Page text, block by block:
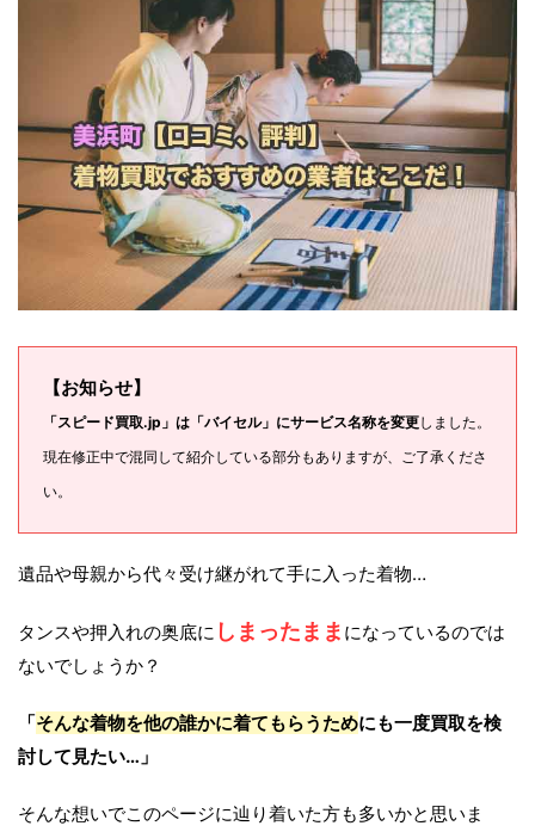
【お知らせ】
「スピード買取.jp」は「バイセル」にサービス名称を変更しました。
現在修正中で混同して紹介している部分もありますが、ご了承くださ
い。
遺品や母親から代々受け継がれて手に入った着物…
タンスや押入れの奥底に しまったまま になっているのでは
ないでしょうか？
「そんな着物を他の誰かに着てもらうためにも一度買取を検
討して見たい…」
そんな想いでこのページに辿り着いた方も多いかと思いま